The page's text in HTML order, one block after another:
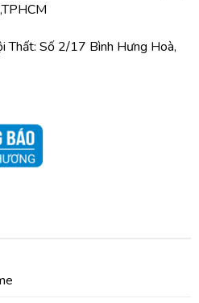
Số 2/17 Bình Hưng Hoà,